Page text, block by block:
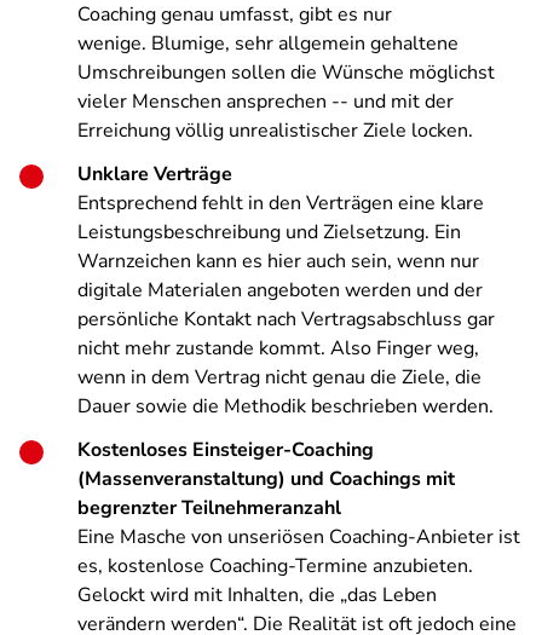
Coaching genau umfasst, gibt es nur
wenige. Blumige, sehr allgemein gehaltene
Umschreibungen sollen die Wünsche möglichst
vieler Menschen ansprechen -- und mit der
Erreichung völlig unrealistischer Ziele locken.
Unklare Verträge
Entsprechend fehlt in den Verträgen eine klare
Leistungsbeschreibung und Zielsetzung. Ein
Warnzeichen kann es hier auch sein, wenn nur
digitale Materialen angeboten werden und der
persönliche Kontakt nach Vertragsabschluss gar
nicht mehr zustande kommt. Also Finger weg,
wenn in dem Vertrag nicht genau die Ziele, die
Dauer sowie die Methodik beschrieben werden.
Kostenloses Einsteiger-Coaching
(Massenveranstaltung) und Coachings mit
begrenzter Teilnehmeranzahl
Eine Masche von unseriösen Coaching-Anbieter ist
es, kostenlose Coaching-Termine anzubieten.
Gelockt wird mit Inhalten, die „das Leben
verändern werden“. Die Realität ist oft jedoch eine